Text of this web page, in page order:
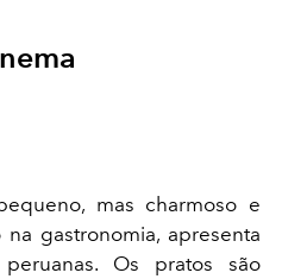
mas charmoso e
gastronomia, apresenta
Os pratos são